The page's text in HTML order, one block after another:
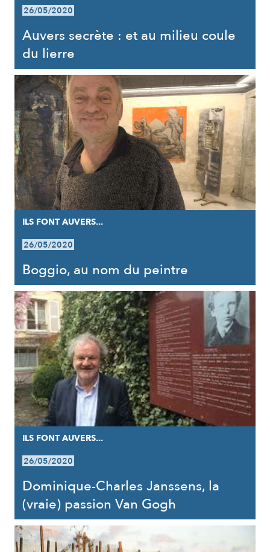
26/05/2020
Auvers secrète : et au milieu coule
du lierre
ILS FONT AUVERS...
26/05/2020
Boggio, au nom du peintre
ILS FONT AUVERS...
26/05/2020
Dominique-Charles Janssens, la
(vraie) passion Van Gogh